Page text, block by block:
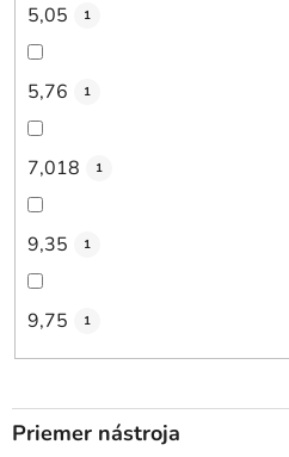
5,05 1
5,76 1
7,018 1
9,35 1
9,75 1
Priemer nástroja